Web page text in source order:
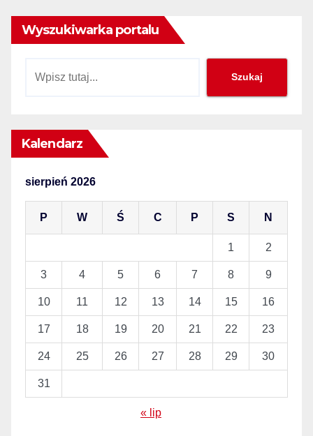
Wyszukiwarka portalu
Szukaj Szukaj
Kalendarz
sierpień 2026
P W Ś C P S N
1 2
3 4 5 6 7 8 9
10 11 12 13 14 15 16
17 18 19 20 21 22 23
24 25 26 27 28 29 30
31
« lip